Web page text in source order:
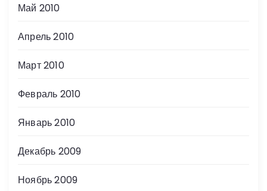
Май 2010
Апрель 2010
Март 2010
Февраль 2010
Январь 2010
Декабрь 2009
Ноябрь 2009